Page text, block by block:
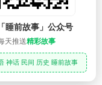
进行反抗官府的斗
起义镇压下去。但
蹶不振。
睡前故事」公众号
天推送精彩故事
神话 民间 历史 睡前故事